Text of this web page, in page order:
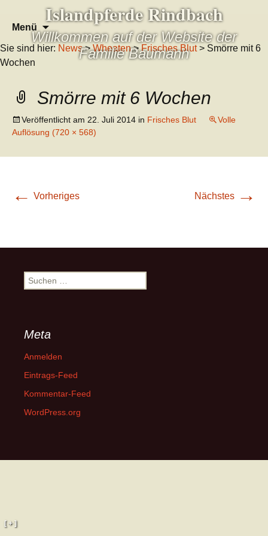
Islandpferde Rindbach
Willkommen auf der Website der
Familie Baumann
Menü
Zum
Inhalt
springen
nach:
Sie sind hier: News>Wheaten>Frisches Blut> Smörre mit 6
Wochen
Smörre mit 6 Wochen
Veröffentlicht am 22. Juli 2014 in Frisches Blut
Volle
Auflösung (720 × 568)
← Vorheriges Nächstes →
Suchen
nach:
Meta
Anmelden
Eintrags-Feed
Kommentar-Feed
WordPress.org
[ + ]